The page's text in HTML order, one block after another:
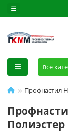
Все
Профнастил
Полиэстер